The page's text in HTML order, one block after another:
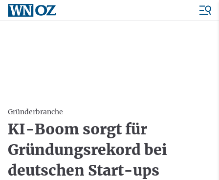
Gründerbranche
KI-Boom sorgt für
Gründungsrekord bei
deutschen Start-ups